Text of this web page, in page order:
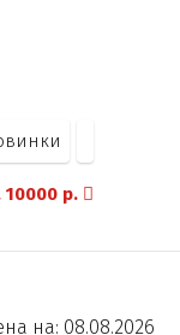
в
(пальмовое
р.
на: 08.08.2026